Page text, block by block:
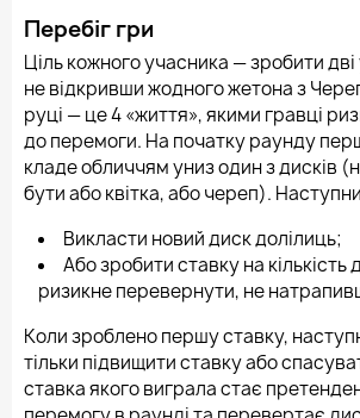
Перебіг гри
Ціль кожного учасника — зробити дві
не відкривши жодного жетона з
руці — це 4 «життя», якими гравці
до перемоги. На початку раунду
кладе обличчям униз один з дисків
бути або квітка, або череп).
Викласти новий диск долілиць;
Або зробити ставку на кількість
ризикне перевернути, не
Коли зроблено першу ставку,
тільки підвищити ставку або
ставка якого виграла стає